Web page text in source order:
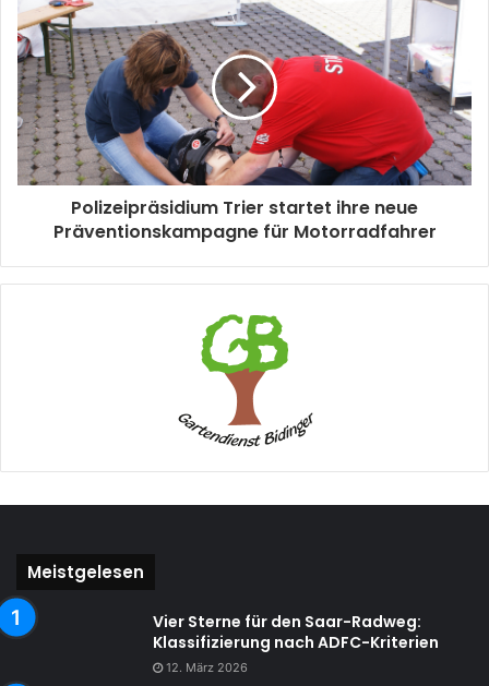
Polizeipräsidium Trier startet ihre neue
Präventionskampagne für Motorradfahrer
Meistgelesen
Vier Sterne für den Saar-Radweg:
Klassifizierung nach ADFC-Kriterien
12. März 2026